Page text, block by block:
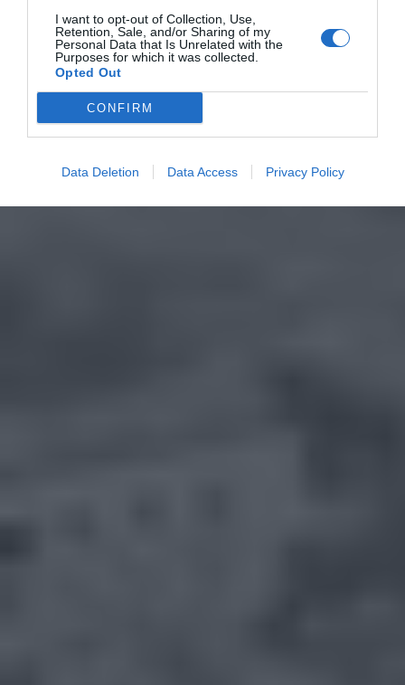
I want to opt-out of Collection, Use,
Retention, Sale, and/or Sharing of my
Personal Data that Is Unrelated with the
Purposes for which it was collected.
Opted Out
CONFIRM
Data Deletion Data Access Privacy Policy